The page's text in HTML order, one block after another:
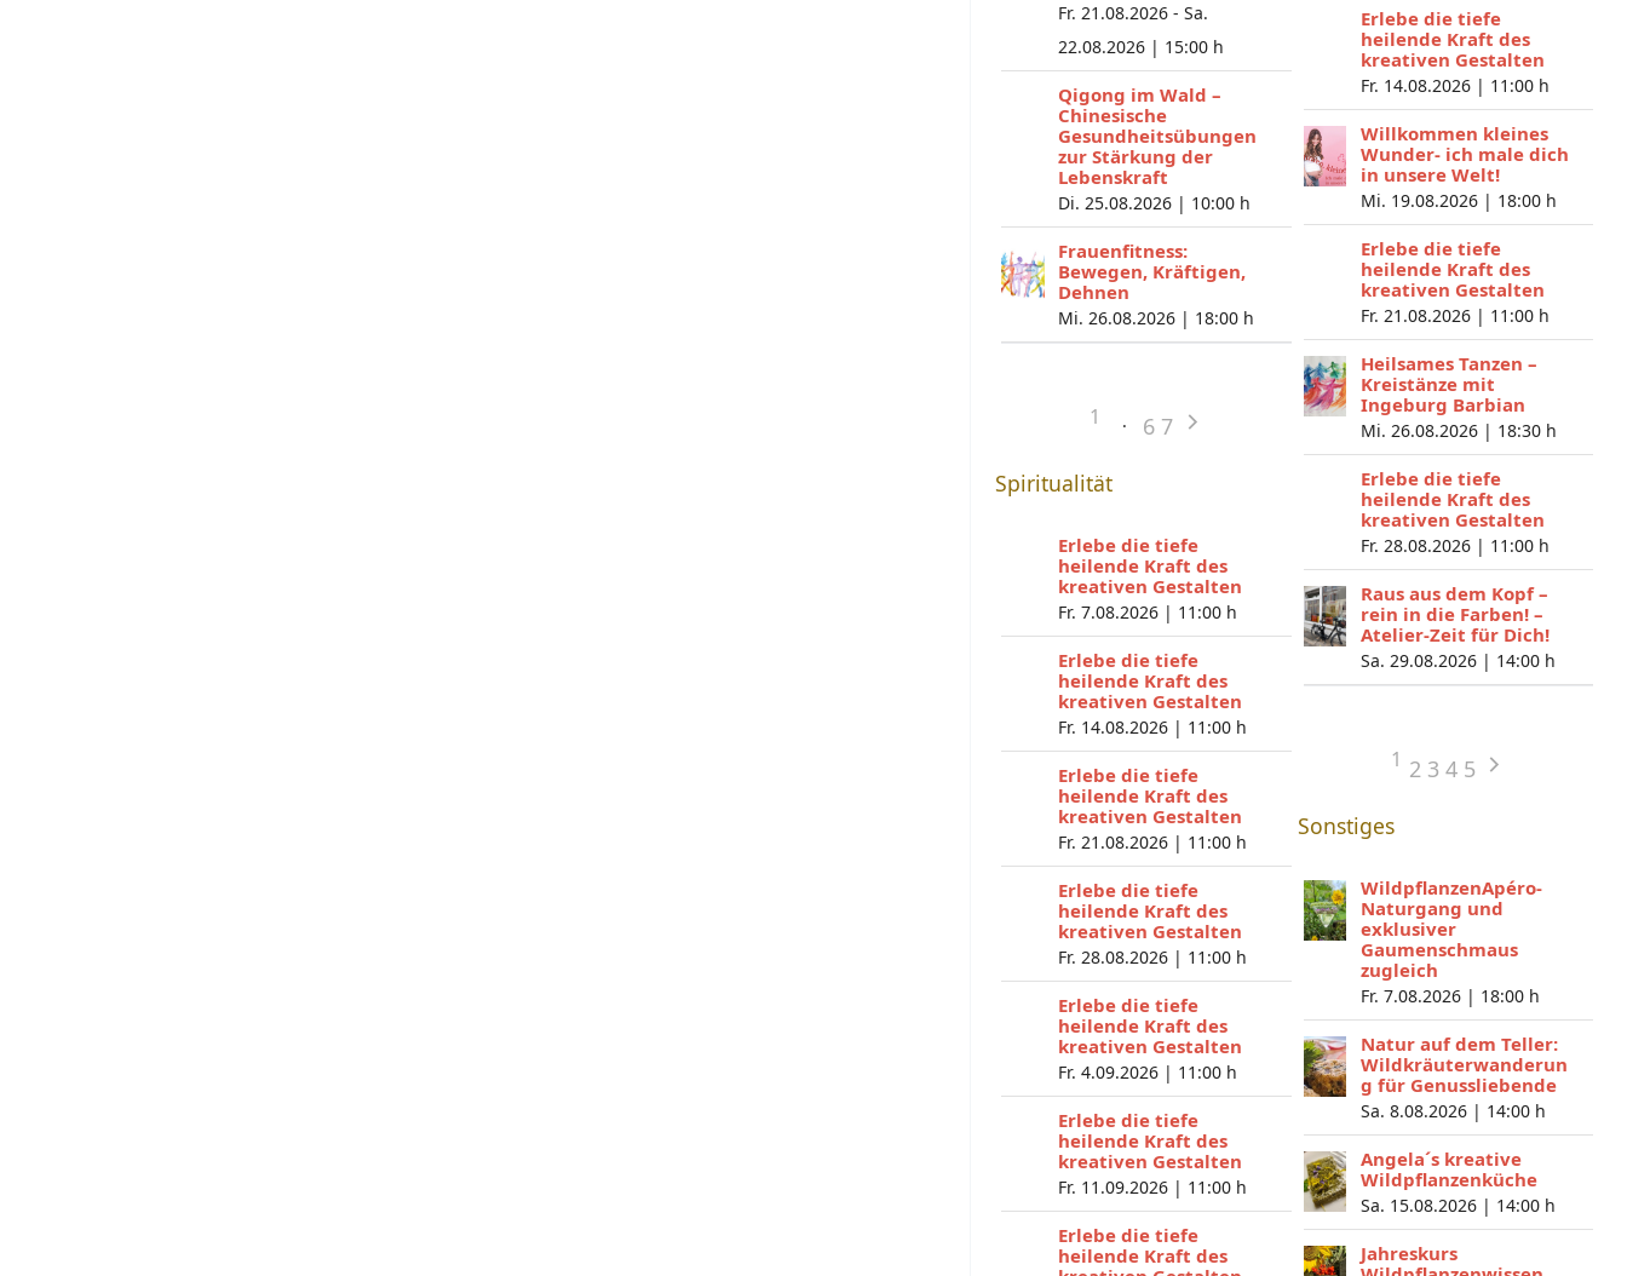
Fr. 21.08.2026 - Sa.
22.08.2026 | 15:00 h
Qigong im Wald –
Chinesische
Gesundheitsübungen
zur Stärkung der
Lebenskraft
Di. 25.08.2026 | 10:00 h
Frauenfitness:
Bewegen, Kräftigen,
Dehnen
Mi. 26.08.2026 | 18:00 h
1 6 7
Spiritualität
Erlebe die tiefe
heilende Kraft des
kreativen Gestalten
Fr. 7.08.2026 | 11:00 h
Erlebe die tiefe
heilende Kraft des
kreativen Gestalten
Fr. 14.08.2026 | 11:00 h
Erlebe die tiefe
heilende Kraft des
kreativen Gestalten
Fr. 21.08.2026 | 11:00 h
Erlebe die tiefe
heilende Kraft des
kreativen Gestalten
Fr. 28.08.2026 | 11:00 h
Erlebe die tiefe
heilende Kraft des
kreativen Gestalten
Fr. 4.09.2026 | 11:00 h
Erlebe die tiefe
heilende Kraft des
kreativen Gestalten
Fr. 11.09.2026 | 11:00 h
Erlebe die tiefe
heilende Kraft des
Erlebe die tiefe
heilende Kraft des
kreativen Gestalten
Fr. 14.08.2026 | 11:00 h
Willkommen kleines
Wunder- ich male dich
in unsere Welt!
Mi. 19.08.2026 | 18:00 h
Erlebe die tiefe
heilende Kraft des
kreativen Gestalten
Fr. 21.08.2026 | 11:00 h
Heilsames Tanzen –
Kreistänze mit
Ingeburg Barbian
Mi. 26.08.2026 | 18:30 h
Erlebe die tiefe
heilende Kraft des
kreativen Gestalten
Fr. 28.08.2026 | 11:00 h
Raus aus dem Kopf –
rein in die Farben! –
Atelier-Zeit für Dich!
Sa. 29.08.2026 | 14:00 h
1 2 3 4 5
Sonstiges
WildpflanzenApéro-
Naturgang und
exklusiver
Gaumenschmaus
zugleich
Fr. 7.08.2026 | 18:00 h
Natur auf dem Teller:
Wildkräuterwanderun
g für Genussliebende
Sa. 8.08.2026 | 14:00 h
Angela´s kreative
Wildpflanzenküche
Sa. 15.08.2026 | 14:00 h
Jahreskurs